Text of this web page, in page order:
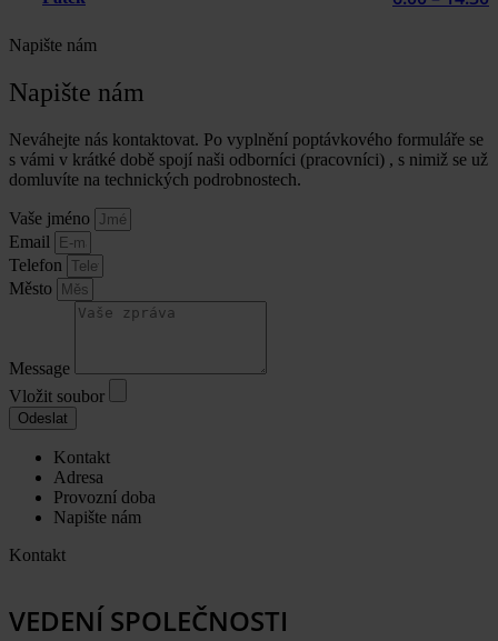
Napište nám
Napište nám
Neváhejte nás kontaktovat. Po vyplnění poptávkového formuláře se
s vámi v krátké době spojí naši odborníci (pracovníci) , s nimiž se už
domluvíte na technických podrobnostech.
Vaše jméno
Email
Telefon
Město
Message
Vložit soubor
Odeslat
Kontakt
Adresa
Provozní doba
Napište nám
Kontakt
VEDENÍ SPOLEČNOSTI